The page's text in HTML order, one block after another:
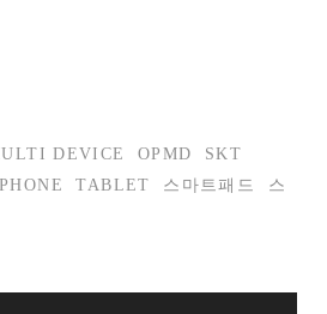
DEVICE OPMD
SKT
TABLET 스마트패드
스